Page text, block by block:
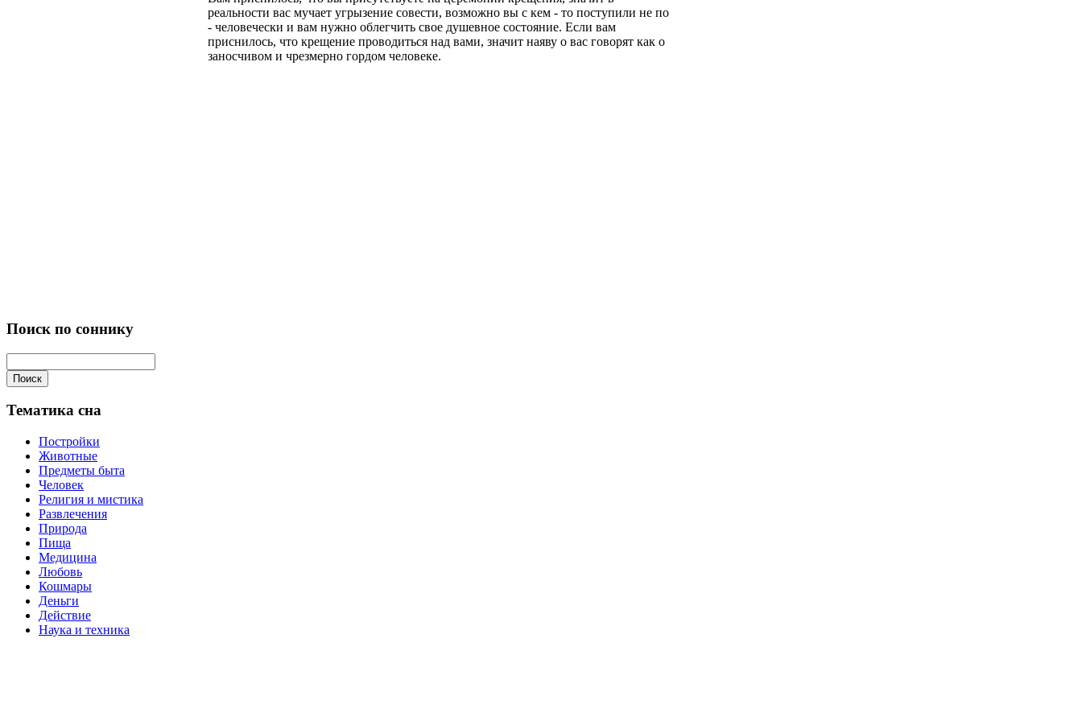
реальности вас мучает угрызение совести, возможно вы с кем - то поступили не по
- человечески и вам нужно облегчить свое душевное состояние. Если вам
приснилось, что крещение проводиться над вами, значит наяву о вас говорят как о
заносчивом и чрезмерно гордом человеке.
Поиск по соннику
Поиск
Тематика сна
Постройки
Животные
Предметы быта
Человек
Религия и мистика
Развлечения
Природа
Пища
Медицина
Любовь
Кошмары
Деньги
Действие
Наука и техника